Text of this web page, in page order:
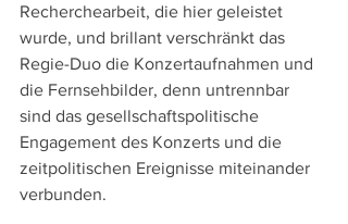
Recherchearbeit, die hier geleistet
wurde, und brillant verschränkt das
Regie-Duo die Konzertaufnahmen und
die Fernsehbilder, denn untrennbar
sind das gesellschaftspolitische
Engagement des Konzerts und die
zeitpolitischen Ereignisse miteinander
verbunden.